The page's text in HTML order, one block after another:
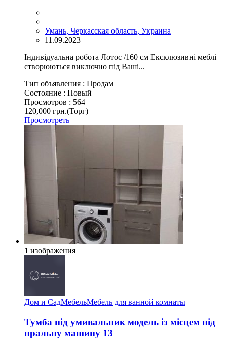
Умань, Черкасская область, Украина
11.09.2023
Індивідуальна робота Лотос /160 см Ексклюзивні меблі
створюються виключно під Ваші...
Тип объявления : Продам
Состояние : Новый
Просмотров : 564
120,000 грн.(Торг)
Просмотреть
1 изображения
Дом и СадМебельМебель для ванной комнаты
Тумба під умивальник модель із місцем під
пральну машину 13